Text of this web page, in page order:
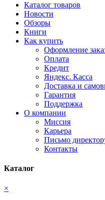
Каталог товаров
Новости
Обзоры
Книги
Как купить
Оформление
Оплата
Кредит
Яндекс. Касса
Доставка и
Гарантия
Поддержка
О компании
Миссия
Карьера
Письмо
Контакты
Каталог
×